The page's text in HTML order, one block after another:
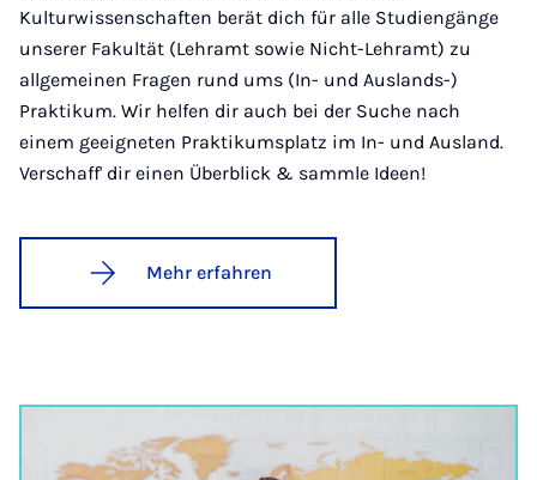
Kulturwissenschaften berät dich für alle Studiengänge
unserer Fakultät (Lehramt sowie Nicht-Lehramt) zu
allgemeinen Fragen rund ums (In- und Auslands-)
Praktikum. Wir helfen dir auch bei der Suche nach
einem geeigneten Praktikumsplatz im In- und Ausland.
Verschaff' dir einen Überblick & sammle Ideen!
Mehr erfahren